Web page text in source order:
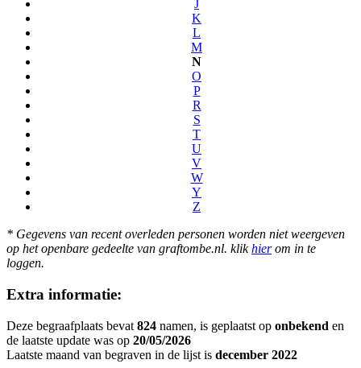
J
K
L
M
N
O
P
R
S
T
U
V
W
Y
Z
* Gegevens van recent overleden personen worden niet weergeven
op het openbare gedeelte van graftombe.nl. klikhierom in te
loggen.
Extra informatie:
Deze begraafplaats bevat 824 namen, is geplaatst op onbekend en
de laatste update was op 20/05/2026
Laatste maand van begraven in de lijst is december 2022